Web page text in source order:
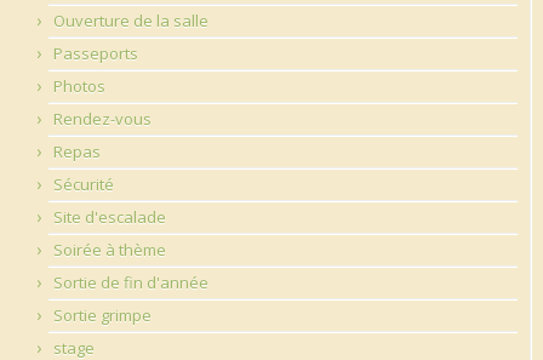
Ouverture de la salle
Passeports
Photos
Rendez-vous
Repas
Sécurité
Site d'escalade
Soirée à thème
Sortie de fin d'année
Sortie grimpe
stage